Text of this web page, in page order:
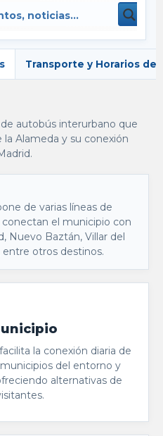
Transporte y Horarios de
autobús interurbano que
la Alameda y su conexión
de varias líneas de
el municipio con
Nuevo Baztán, Villar del
otros destinos.
la conexión diaria de
del entorno y
alternativas de